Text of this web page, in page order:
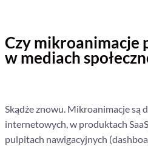
Czy mikroanimacje
w mediach
Skądże znowu. Mikroanimacje są
internetowych, w produktach
pulpitach nawigacyjnych